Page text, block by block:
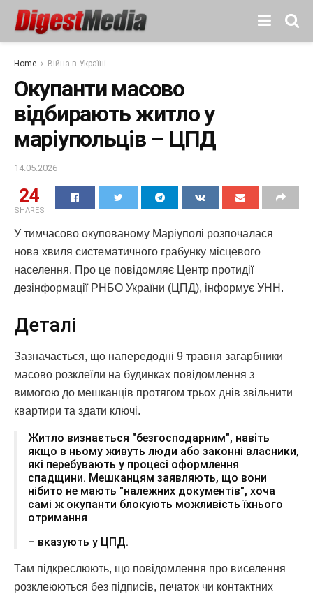
Home Війна в Україні
Окупанти масово
відбирають житло у
маріупольців – ЦПД
14.05.2026
24
SHARES
У тимчасово окупованому Маріуполі розпочалася
нова хвиля систематичного грабунку місцевого
населення. Про це повідомляє Центр протидії
дезінформації РНБО України (ЦПД), інформує УНН.
Деталі
Зазначається, що напередодні 9 травня загарбники
масово розклеїли на будинках повідомлення з
вимогою до мешканців протягом трьох днів звільнити
квартири та здати ключі.
Житло визнається "безгосподарним", навіть
якщо в ньому живуть люди або законні власники,
які перебувають у процесі оформлення
спадщини. Мешканцям заявляють, що вони
нібито не мають "належних документів", хоча
самі ж окупанти блокують можливість їхнього
отримання
– вказують у ЦПД.
Там підкреслюють, що повідомлення про виселення
розклеюються без підписів, печаток чи контактних